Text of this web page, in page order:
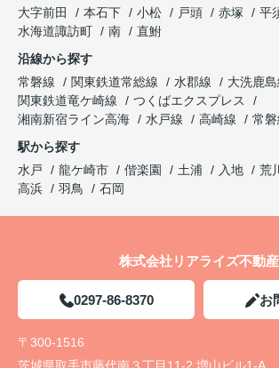
大字前田
本石下 小松 戸頭 赤塚 平
水海道諏訪町
南
直鮒
沿線から探す
常磐線
関東鉄道常総線 水郡線
大洗鹿島
関東鉄道竜ケ崎線
つくばエクスプレス
湘南新宿ライン高海
水戸線 高崎線
常
駅から探す
水戸
龍ケ崎市 偕楽園 土浦 入地 荒
高浜
羽鳥 石岡
株式会社リアライズ不動産
0297-86-8370 お
〒300-1516